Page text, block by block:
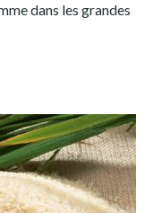
dans les grandes